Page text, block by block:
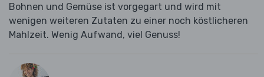
Bohnen und Gemüse ist vorgegart und wird mit
wenigen weiteren Zutaten zu einer noch köstlicheren
Mahlzeit. Wenig Aufwand, viel Genuss!